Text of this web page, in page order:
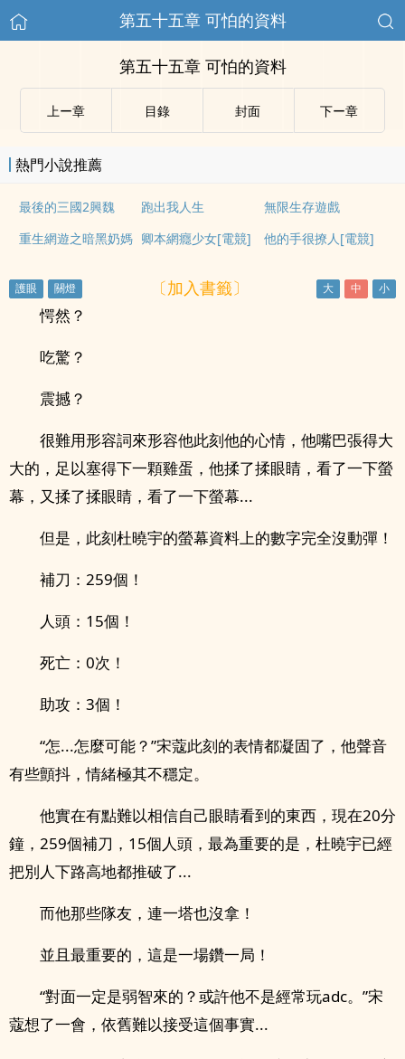
第五十五章 可怕的資料
第五十五章 可怕的資料
上ー章 目錄 封面 下ー章
熱門小說推薦
最後的三國2興魏 跑出我人生
無限生存遊戲
重生網遊之暗黑奶媽 卿本網癮少女[電競] 他的手很撩人[電競]
〔加入書籤〕
愕然？
吃驚？
震撼？
很難用形容詞來形容他此刻他的心情，他嘴巴張得大
大的，足以塞得下一顆雞蛋，他揉了揉眼睛，看了一下螢
幕，又揉了揉眼睛，看了一下螢幕...
但是，此刻杜曉宇的螢幕資料上的數字完全沒動彈！
補刀：259個！
人頭：15個！
死亡：0次！
助攻：3個！
“怎...怎麼可能？”宋蔻此刻的表情都凝固了，他聲音
有些顫抖，情緒極其不穩定。
他實在有點難以相信自己眼睛看到的東西，現在20分
鐘，259個補刀，15個人頭，最為重要的是，杜曉宇已經
把別人下路高地都推破了...
而他那些隊友，連一塔也沒拿！
並且最重要的，這是一場鑽一局！
“對面一定是弱智來的？或許他不是經常玩adc。”宋
蔻想了一會，依舊難以接受這個事實...